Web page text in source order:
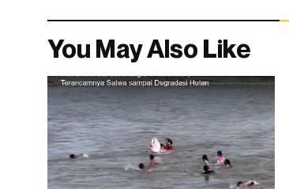
You May Also Like